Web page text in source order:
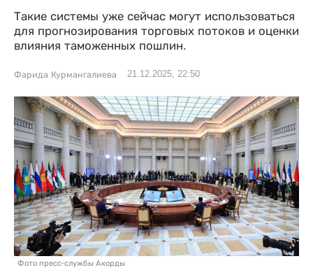
Такие системы уже сейчас могут использоваться
для прогнозирования торговых потоков и оценки
влияния таможенных пошлин.
Фарида Курмангалиева 21.12.2025, 22:50
Фото пресс-службы Акорды